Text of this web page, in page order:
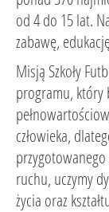
od 4 do 15 lat.
zabawę,
Misją Szkoły
programu, który
człowieka,
ruchu, uczymy
życia oraz